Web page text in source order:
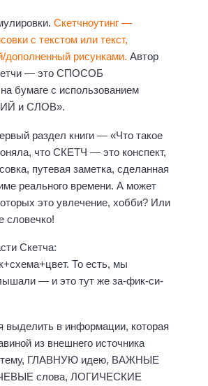
Скетчноутинг —
с текстом или текст,
дополненный рисунками. Автор
— это СПОСОБ
с использованием
и СЛОВ».
раздел книги — «Что такое
что СКЕТЧ — это конспект,
путевая заметка, сделанная
реального времени. А может
это увлечение, хобби? Или
словечко!
Скетча:
То есть, мы
— и это тут же за-фик-си-
выделить в информации, которая
из внешнего источника
ГЛАВНУЮ идею, ВАЖНЫЕ
слова, ЛОГИЧЕСКИЕ